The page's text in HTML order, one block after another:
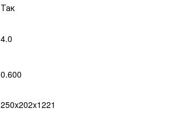
Так
4.0
0.600
250x202x1221